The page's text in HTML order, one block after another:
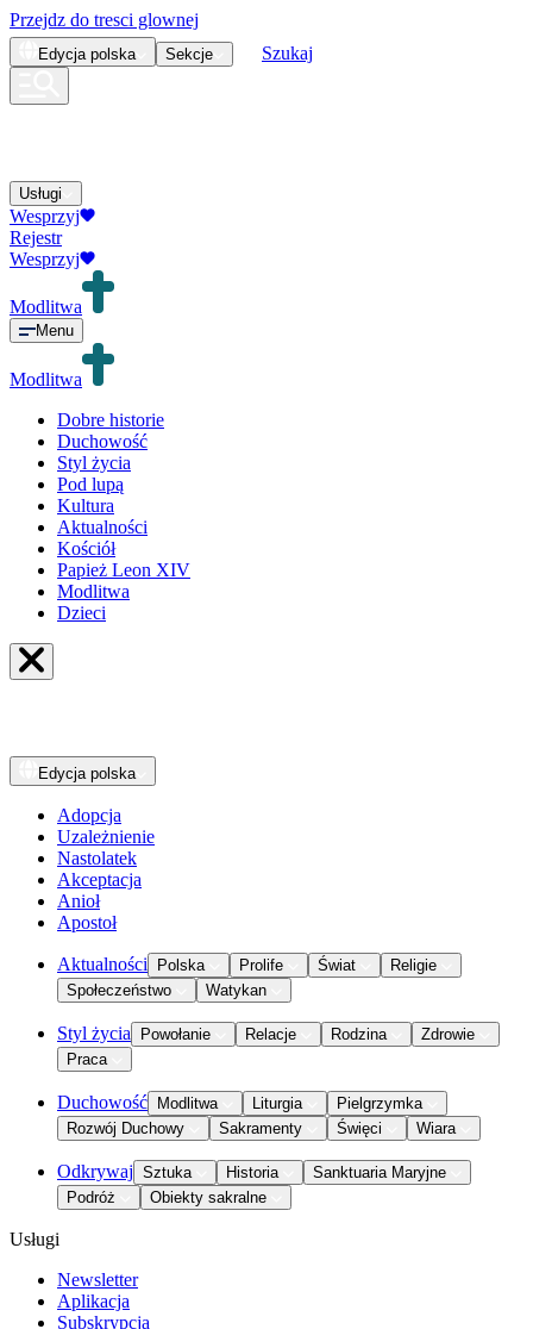
Przejdz do tresci glownej
Edycja polska Sekcje Szukaj
Usługi
Wesprzyj
Rejestr
Wesprzyj
Modlitwa
Menu
Modlitwa
Dobre historie
Duchowość
Styl życia
Pod lupą
Kultura
Aktualności
Kościół
Papież Leon XIV
Modlitwa
Dzieci
Edycja polska
Adopcja
Uzależnienie
Nastolatek
Akceptacja
Anioł
Apostoł
Aktualności Polska Prolife Świat
Religie
Społeczeństwo
Watykan
Styl życia Powołanie Relacje Rodzina
Zdrowie
Praca
Duchowość Modlitwa Liturgia
Pielgrzymka
Rozwój Duchowy
Sakramenty Święci Wiara
Odkrywaj Sztuka Historia
Sanktuaria Maryjne
Podróż
Obiekty sakralne
Usługi
Newsletter
Aplikacja
Subskrypcja